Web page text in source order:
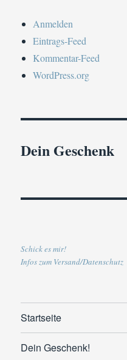
Anmelden
Eintrags-Feed
Kommentar-Feed
WordPress.org
Dein Geschenk
Schick es mir!
Infos zum Versand/Datenschutz
Startseite
Dein Geschenk!